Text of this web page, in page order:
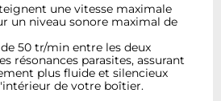
une vitesse maximale
un niveau sonore maximal de
50 tr/min entre les deux
résonances parasites, assurant
plus fluide et silencieux
de votre boîtier.